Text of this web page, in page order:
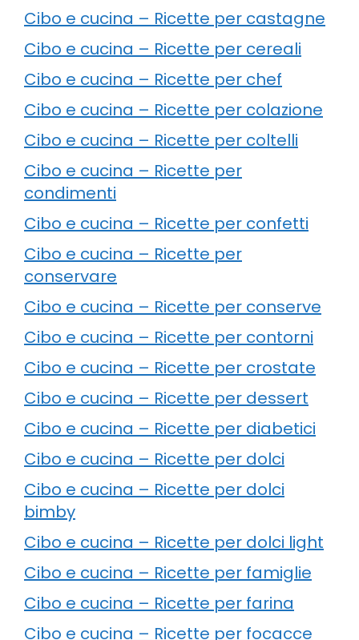
Cibo e cucina – Ricette per castagne
Cibo e cucina – Ricette per cereali
Cibo e cucina – Ricette per chef
Cibo e cucina – Ricette per colazione
Cibo e cucina – Ricette per coltelli
Cibo e cucina – Ricette per
condimenti
Cibo e cucina – Ricette per confetti
Cibo e cucina – Ricette per
conservare
Cibo e cucina – Ricette per conserve
Cibo e cucina – Ricette per contorni
Cibo e cucina – Ricette per crostate
Cibo e cucina – Ricette per dessert
Cibo e cucina – Ricette per diabetici
Cibo e cucina – Ricette per dolci
Cibo e cucina – Ricette per dolci
bimby
Cibo e cucina – Ricette per dolci light
Cibo e cucina – Ricette per famiglie
Cibo e cucina – Ricette per farina
Cibo e cucina – Ricette per focacce